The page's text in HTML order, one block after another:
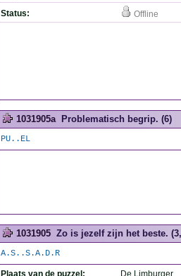
Status:
Offline
1031905a Problematisch begrip. (6)
PU..EL
1031905 Zo is jezelf zijn het beste.
A.S..S.A.D.R
Plaats van de puzzel:
De Limburger